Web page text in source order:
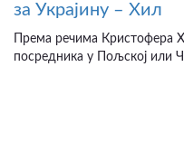
за Украјину – Хил
Према речима Кристофера
посредника у Пољској или